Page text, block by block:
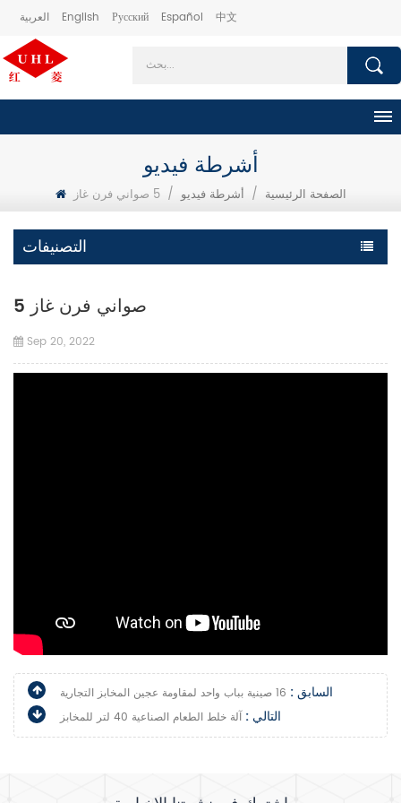
العربية English Русский Español 中文
أشرطة فيديو
الصفحة الرئيسية / أشرطة فيديو / 5 صواني فرن غاز
التصنيفات
5 صواني فرن غاز
Sep 20, 2022
السابق : 16 صينية بباب واحد لمقاومة عجين المخابز التجارية
التالي :آلة خلط الطعام الصناعية 40 لتر للمخابز